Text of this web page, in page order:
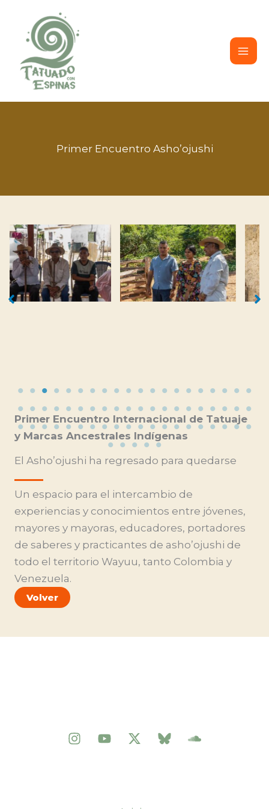
contenido
Primer Encuentro Asho’ojushi
Primer Encuentro Internacional de Tatuaje
y Marcas Ancestrales Indígenas
El Asho’ojushi ha regresado para quedarse
Un espacio para el intercambio de
experiencias y conocimientos entre jóvenes,
mayores y mayoras, educadores, portadores
de saberes y practicantes de asho’ojushi de
todo el territorio Wayuu, tanto Colombia y
Venezuela.
Volver